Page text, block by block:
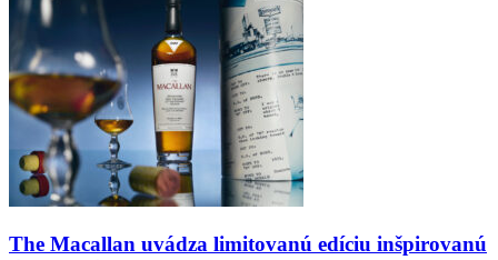
The Macallan uvádza limitovanú edíciu inšpirovanú